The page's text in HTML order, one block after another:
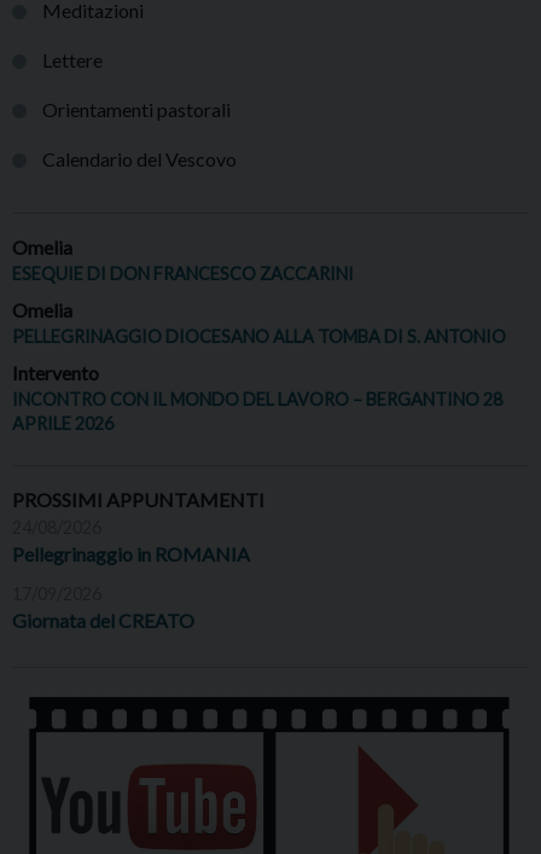
Meditazioni
Lettere
Orientamenti pastorali
Calendario del Vescovo
Omelia
ESEQUIE DI DON FRANCESCO ZACCARINI
Omelia
PELLEGRINAGGIO DIOCESANO ALLA TOMBA DI S. ANTONIO
Intervento
INCONTRO CON IL MONDO DEL LAVORO – BERGANTINO 28
APRILE 2026
PROSSIMI APPUNTAMENTI
Pellegrinaggio in ROMANIA
Giornata del CREATO